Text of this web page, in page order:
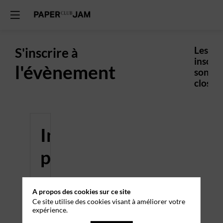
S'inscrire à
l'évènement
Les
sont
closes.
Informations
pratiques
ACCÈS
ET
PARKING
A propos des cookies sur ce site
Ce site utilise des cookies visant à améliorer votre
expérience.